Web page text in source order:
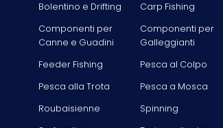
Bolentino e Drifting
Carp Fishing
Componenti per
Canne e Guadini
Componenti per
Galleggianti
Feeder Fishing
Pesca al Colpo
Pesca alla Trota
Pesca a Mosca
Roubaisienne
Spinning